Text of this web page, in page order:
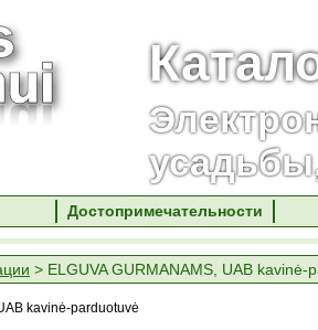
Достопримечательности
> ELGUVA GURMANAMS, UAB kavinė-
kavinė-parduotuvė